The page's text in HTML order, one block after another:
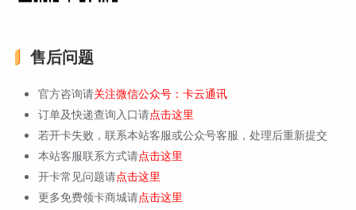
售后问题
官方咨询请关注微信公众号：卡云通讯
订单及快递查询入口请点击这里
若开卡失败，联系本站客服或公众号客服，处理后重新提交
本站客服联系方式请点击这里
开卡常见问题请点击这里
更多免费领卡商城请点击这里